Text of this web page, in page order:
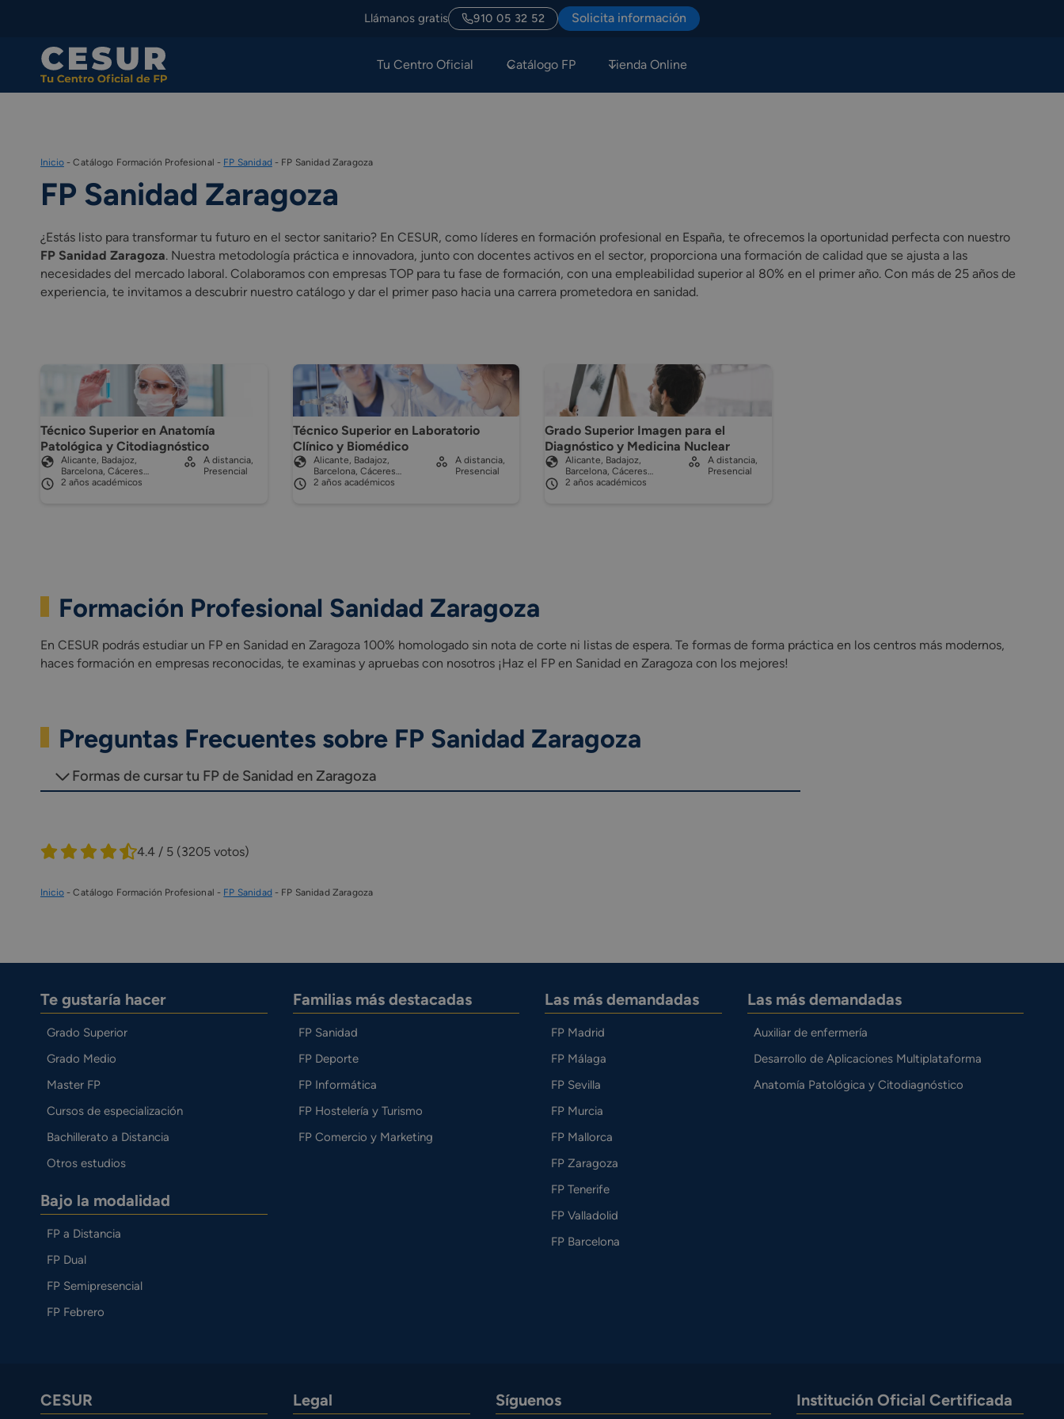
Llámanos gratis 910 05 32 52 Solicita información
Tu Centro Oficial Catálogo FP Tienda Online
Inicio-Catálogo Formación Profesional - FP Sanidad- FP Sanidad Zaragoza
FP Sanidad Zaragoza
¿Estás listo para transformar tu futuro en el sector sanitario? En CESUR, como líderes en formación profesional en España, te ofrecemos la oportunidad perfecta con nuestro
FP Sanidad Zaragoza. Nuestra metodología práctica e innovadora, junto con docentes activos en el sector, proporciona una formación de calidad que se ajusta a las
necesidades del mercado laboral. Colaboramos con empresas TOP para tu fase de formación, con una empleabilidad superior al 80% en el primer año. Con más de 25 años de
experiencia, te invitamos a descubrir nuestro catálogo y dar el primer paso hacia una carrera prometedora en sanidad.
Técnico Superior en Anatomía
Patológica y Citodiagnóstico
Alicante, Badajoz,
Barcelona, Cáceres…
2 años académicos
A distancia,
Presencial
Técnico Superior en Laboratorio
Clínico y Biomédico
Alicante, Badajoz,
Barcelona, Cáceres…
2 años académicos
A distancia,
Presencial
Grado Superior Imagen para el
Diagnóstico y Medicina Nuclear
Alicante, Badajoz,
Barcelona, Cáceres…
2 años académicos
A distancia,
Presencial
Formación Profesional Sanidad Zaragoza
En CESUR podrás estudiar un FP en Sanidad en Zaragoza 100% homologado sin nota de corte ni listas de espera. Te formas de forma práctica en los centros más modernos,
haces formación en empresas reconocidas, te examinas y apruebas con nosotros ¡Haz el FP en Sanidad en Zaragoza con los mejores!
Preguntas Frecuentes sobre FP Sanidad Zaragoza
Formas de cursar tu FP de Sanidad en Zaragoza
4.4 / 5 (3205 votos)
Inicio-Catálogo Formación Profesional - FP Sanidad - FP Sanidad Zaragoza
Te gustaría hacer
Grado Superior
Grado Medio
Master FP
Cursos de especialización
Bachillerato a Distancia
Otros estudios
Bajo la modalidad
FP a Distancia
FP Dual
FP Semipresencial
FP Febrero
Familias más destacadas
FP Sanidad
FP Deporte
FP Informática
FP Hostelería y Turismo
FP Comercio y Marketing
Las más demandadas
FP Madrid
FP Málaga
FP Sevilla
FP Murcia
FP Mallorca
FP Zaragoza
FP Tenerife
FP Valladolid
FP Barcelona
Las más demandadas
Auxiliar de enfermería
Desarrollo de Aplicaciones Multiplataforma
Anatomía Patológica y Citodiagnóstico
CESUR Legal Síguenos Institución Oficial Certificada